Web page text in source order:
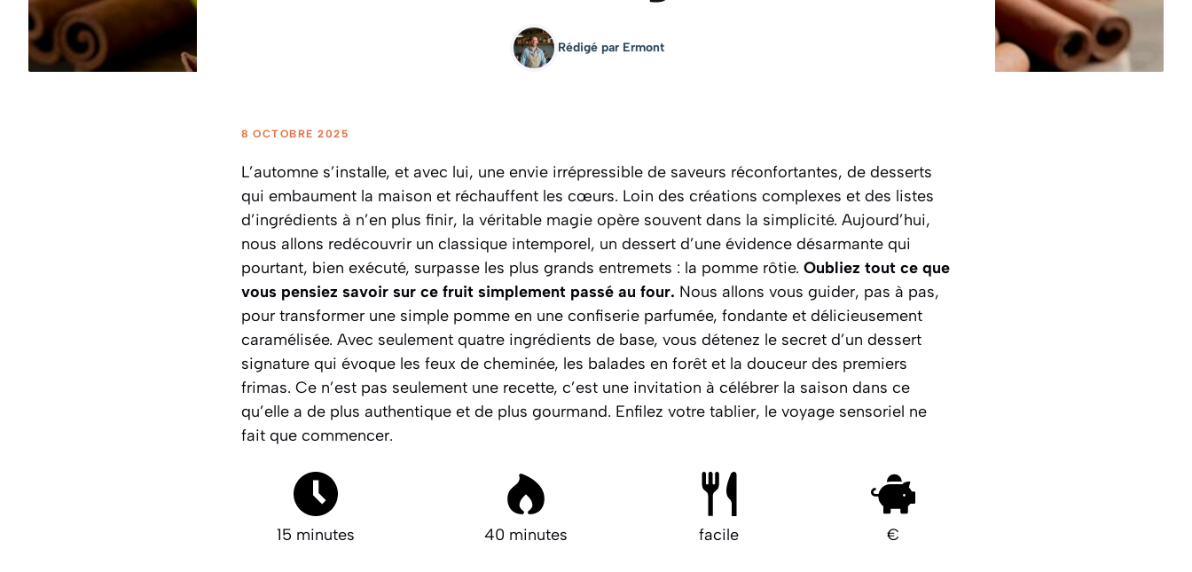
Rédigé par Ermont
8 OCTOBRE 2025
L’automne s’installe, et avec lui, une envie irrépressible de saveurs réconfortantes, de desserts
qui embaument la maison et réchauffent les cœurs. Loin des créations complexes et des listes
d’ingrédients à n’en plus finir, la véritable magie opère souvent dans la simplicité. Aujourd’hui,
nous allons redécouvrir un classique intemporel, un dessert d’une évidence désarmante qui
pourtant, bien exécuté, surpasse les plus grands entremets : la pomme rôtie. Oubliez tout ce que
vous pensiez savoir sur ce fruit simplement passé au four. Nous allons vous guider, pas à pas,
pour transformer une simple pomme en une confiserie parfumée, fondante et délicieusement
caramélisée. Avec seulement quatre ingrédients de base, vous détenez le secret d’un dessert
signature qui évoque les feux de cheminée, les balades en forêt et la douceur des premiers
frimas. Ce n’est pas seulement une recette, c’est une invitation à célébrer la saison dans ce
qu’elle a de plus authentique et de plus gourmand. Enfilez votre tablier, le voyage sensoriel ne
fait que commencer.
15 minutes 40 minutes facile €